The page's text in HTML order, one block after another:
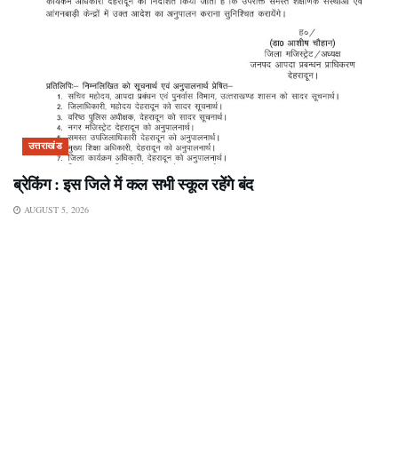
उत्तराखंड
ब्रेकिंग : इस जिले में कल सभी स्कूल रहेंगे बंद
AUGUST 5, 2026